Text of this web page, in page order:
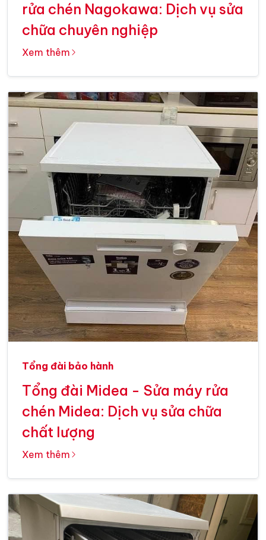
rửa chén Nagokawa: Dịch vụ sửa
chữa chuyên nghiệp
Xem thêm
Tổng đài bảo hành
Tổng đài Midea - Sửa máy rửa
chén Midea: Dịch vụ sửa chữa
chất lượng
Xem thêm